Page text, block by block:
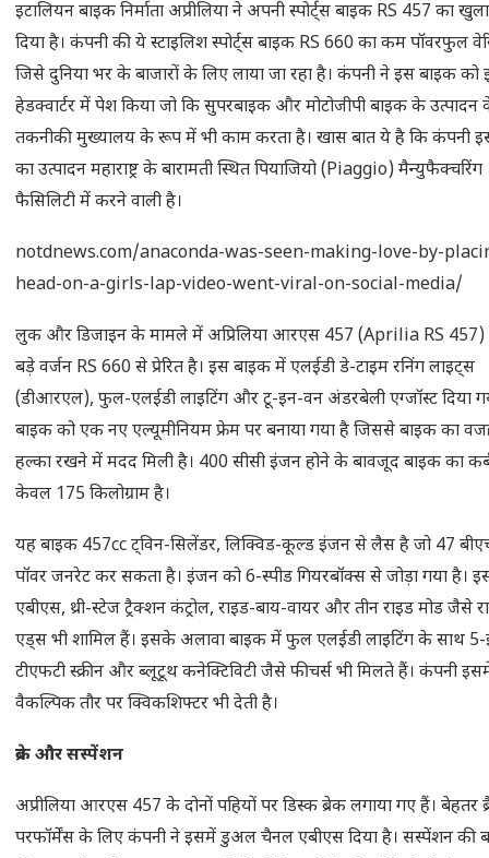
इटालियन बाइक निर्माता अप्रीलिया ने अपनी स्पोर्ट्स बाइक RS 457 का
दिया है। कंपनी की ये स्टाइलिश स्पोर्ट्स बाइक RS 660 का कम पॉवरफुल
जिसे दुनिया भर के बाजारों के लिए लाया जा रहा है। कंपनी ने इस बाइक को
हेडक्वार्टर में पेश किया जो कि सुपरबाइक और मोटोजीपी बाइक के उत्पादन
तकनीकी मुख्यालय के रूप में भी काम करता है। खास बात ये है कि कंपनी
का उत्पादन महाराष्ट्र के बारामती स्थित पियाजियो (Piaggio) मैन्युफैक्चरिंग
फैसिलिटी में करने वाली है।
notdnews.com/anaconda-was-seen-making-love-by-
head-on-a-girls-lap-video-went-viral-on-social-media/
लुक और डिजाइन के मामले में अप्रिलिया आरएस 457 (Aprilia RS
बड़े वर्जन RS 660 से प्रेरित है। इस बाइक में एलईडी डे-टाइम रनिंग लाइट्स
(डीआरएल), फुल-एलईडी लाइटिंग और टू-इन-वन अंडरबेली एग्जॉस्ट दिया
बाइक को एक नए एल्यूमीनियम फ्रेम पर बनाया गया है जिससे बाइक का
हल्का रखने में मदद मिली है। 400 सीसी इंजन होने के बावजूद बाइक का
केवल 175 किलोग्राम है।
यह बाइक 457cc ट्विन-सिलेंडर, लिक्विड-कूल्ड इंजन से लैस है जो 47
पॉवर जनरेट कर सकता है। इंजन को 6-स्पीड गियरबॉक्स से जोड़ा गया है।
एबीएस, थ्री-स्टेज ट्रैक्शन कंट्रोल, राइड-बाय-वायर और तीन राइड मोड जैसे
एड्स भी शामिल हैं। इसके अलावा बाइक में फुल एलईडी लाइटिंग के साथ
टीएफटी स्क्रीन और ब्लूटूथ कनेक्टिविटी जैसे फीचर्स भी मिलते हैं। कंपनी
वैकल्पिक तौर पर क्विकशिफ्टर भी देती है।
ब्रेक और सस्पेंशन
अप्रीलिया आरएस 457 के दोनों पहियों पर डिस्क ब्रेक लगाया गए हैं। बेहतर
परफॉर्मेंस के लिए कंपनी ने इसमें डुअल चैनल एबीएस दिया है। सस्पेंशन की